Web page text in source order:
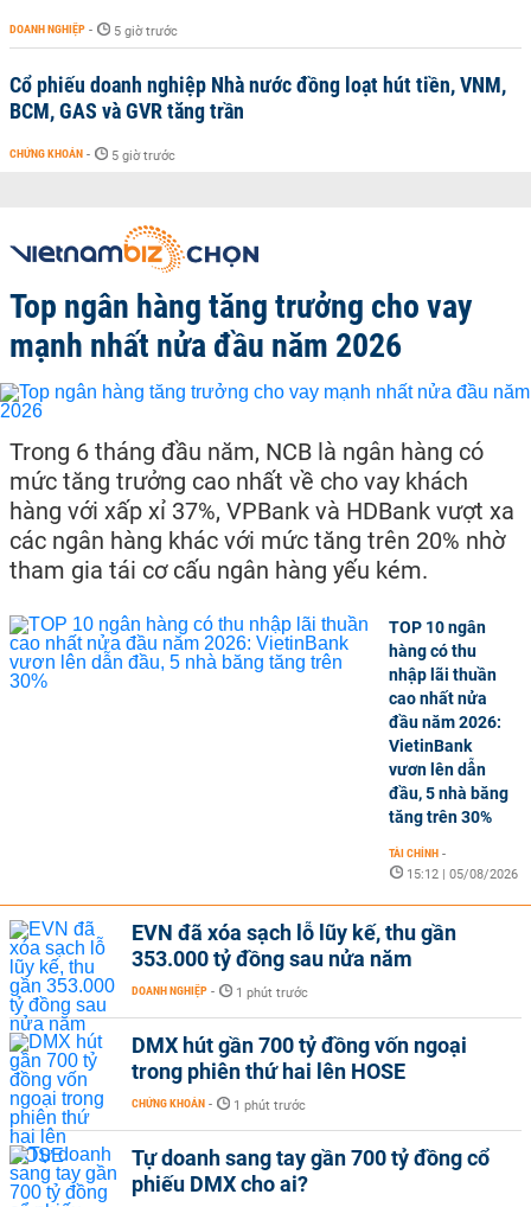
DOANH NGHIỆP - 5 giờ trước
Cổ phiếu doanh nghiệp Nhà nước đồng loạt hút tiền, VNM,
BCM, GAS và GVR tăng trần
CHỨNG KHOÁN - 5 giờ trước
Top ngân hàng tăng trưởng cho vay
mạnh nhất nửa đầu năm 2026
Trong 6 tháng đầu năm, NCB là ngân hàng có
mức tăng trưởng cao nhất về cho vay khách
hàng với xấp xỉ 37%, VPBank và HDBank vượt xa
các ngân hàng khác với mức tăng trên 20% nhờ
tham gia tái cơ cấu ngân hàng yếu kém.
TOP 10 ngân
hàng có thu
nhập lãi thuần
cao nhất nửa
đầu năm 2026:
VietinBank
vươn lên dẫn
đầu, 5 nhà băng
tăng trên 30%
TÀI CHÍNH -
15:12 | 05/08/2026
EVN đã xóa sạch lỗ lũy kế, thu gần
353.000 tỷ đồng sau nửa năm
DOANH NGHIỆP - 1 phút trước
DMX hút gần 700 tỷ đồng vốn ngoại
trong phiên thứ hai lên HOSE
CHỨNG KHOÁN - 1 phút trước
Tự doanh sang tay gần 700 tỷ đồng cổ
phiếu DMX cho ai?